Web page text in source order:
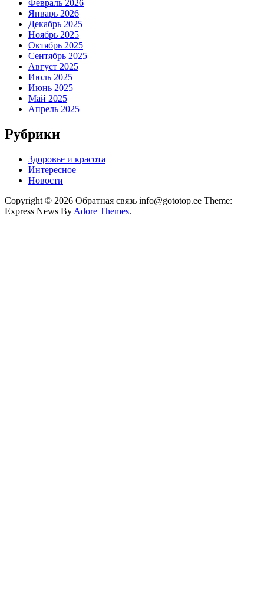
Февраль 2026
Январь 2026
Декабрь 2025
Ноябрь 2025
Октябрь 2025
Сентябрь 2025
Август 2025
Июль 2025
Июнь 2025
Май 2025
Апрель 2025
Рубрики
Здоровье и красота
Интересное
Новости
Copyright © 2026 Обратная связь info@gototop.ee Theme:
Express News By Adore Themes.